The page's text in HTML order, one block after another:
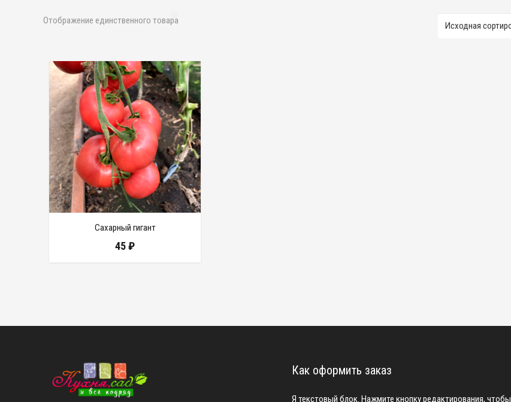
Отображение единственного товара
Сахарный гигант
45₽
Как оформить заказ
Я текстовый блок. Нажмите кнопку редактирования, чтобы